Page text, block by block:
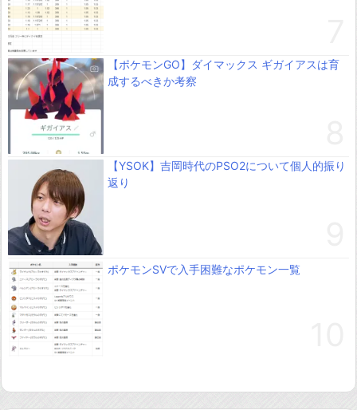
【ポケモンGO】ダイマックス ギガイアスは育
成するべきか考察
【YSOK】吉岡時代のPSO2について個人的振り
返り
ポケモンSVで入手困難なポケモン一覧